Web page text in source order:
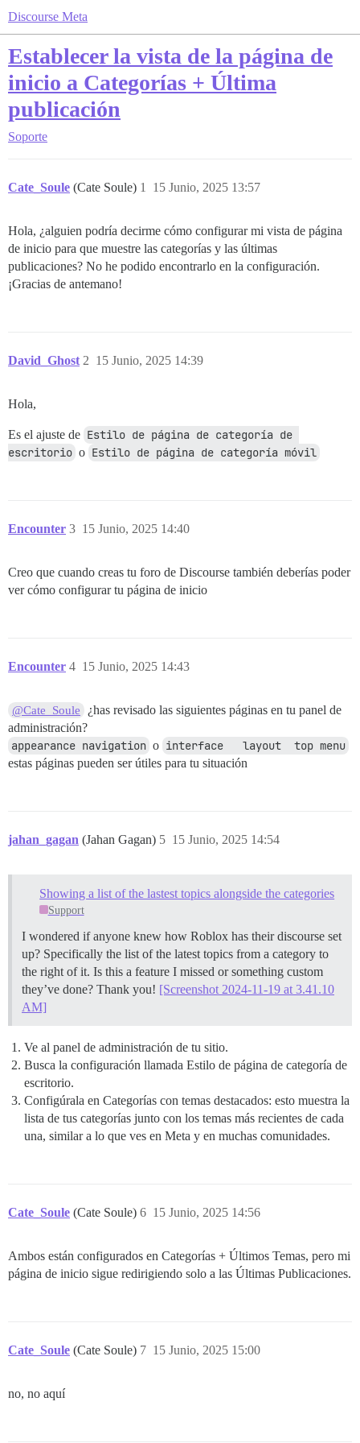
Discourse Meta
Establecer la vista de la página de
inicio a Categorías + Última
publicación
Soporte
Cate_Soule (Cate Soule) 15 Junio, 2025 13:57
1
Hola, ¿alguien podría decirme cómo configurar mi vista de página
de inicio para que muestre las categorías y las últimas
publicaciones? No he podido encontrarlo en la configuración.
¡Gracias de antemano!
David_Ghost 15 Junio, 2025 14:39
2
Hola,
Es el ajuste de Estilo de página de categoría de
escritorio o Estilo de página de categoría móvil
Encounter 15 Junio, 2025 14:40
3
Creo que cuando creas tu foro de Discourse también deberías poder
ver cómo configurar tu página de inicio
Encounter 15 Junio, 2025 14:43
4
@Cate_Soule
¿has revisado las siguientes páginas en tu panel de
administración?
appearance navigation o interface   layout  top menu
estas páginas pueden ser útiles para tu situación
jahan_gagan (Jahan Gagan) 15 Junio, 2025 14:54
5
Showing a list of the lastest topics alongside the categories
Support
I wondered if anyone knew how Roblox has their discourse set
up? Specifically the list of the latest topics from a category to
the right of it. Is this a feature I missed or something custom
they’ve done? Thank you! [Screenshot 2024-11-19 at 3.41.10
AM]
Ve al panel de administración de tu sitio.
Busca la configuración llamada Estilo de página de categoría de
escritorio.
Configúrala en Categorías con temas destacados: esto muestra la
lista de tus categorías junto con los temas más recientes de cada
una, similar a lo que ves en Meta y en muchas comunidades.
Cate_Soule (Cate Soule) 15 Junio, 2025 14:56
6
Ambos están configurados en Categorías + Últimos Temas, pero mi
página de inicio sigue redirigiendo solo a las Últimas Publicaciones.
Cate_Soule (Cate Soule) 15 Junio, 2025 15:00
7
no, no aquí